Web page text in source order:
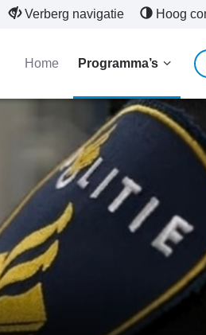
Verberg navigatie Hoog
Home Programma’s